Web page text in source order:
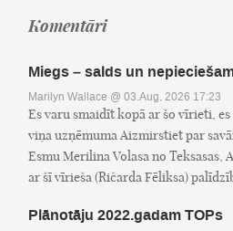
Komentāri
Miegs – salds un
Marilyn Wallace @ 03.Aug, 2026 17:23
Es varu smaidīt kopā ar šo vīrieti,
viņa uzņēmuma Aizmirstiet par
Esmu Merilina Volasa no Teksasas,
ar šī vīrieša (Ričarda Fēliksa)
Plānotāju 2022.gadam TOPs